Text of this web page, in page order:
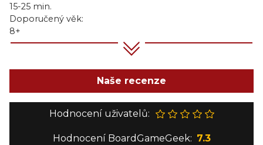
15-25 min.
Doporučený věk:
8+
Naše recenze
Hodnocení uživatelů:
Hodnocení BoardGameGeek: 7.3